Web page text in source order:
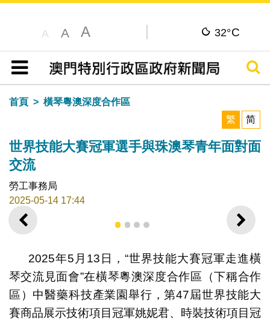
A A A 32°C
目錄
搜尋
首頁
橫琴粵澳深度合作區
繁
简
世界技能大賽冠軍選手與珠澳琴青年面對面
交流
勞工事務局
2025-05-14 17:44
上一則 下一
1 2 3 4
2025年5月13日，“世界技能大賽冠軍走進橫
琴交流見面會”在橫琴粵澳深度合作區（下稱合作
區）中醫藥科技產業園舉行，第47屆世界技能大
賽商品展示技術項目冠軍姚妮君、時裝技術項目冠